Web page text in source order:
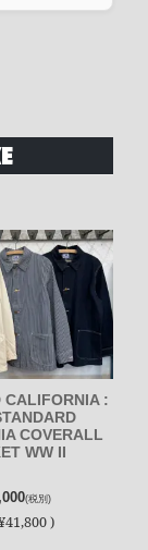
CALIFORNIA :
COVERALL
WW II
(税別)
)